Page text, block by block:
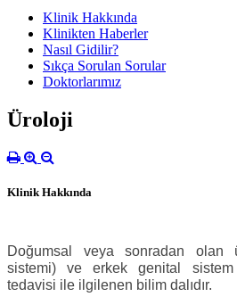
Klinik Hakkında
Klinikten Haberler
Nasıl Gidilir?
Sıkça Sorulan Sorular
Doktorlarımız
Üroloji
Klinik Hakkında
Doğumsal veya sonradan olan
sistemi) ve erkek genital sistem
tedavisi ile ilgilenen bilim dalıdır.